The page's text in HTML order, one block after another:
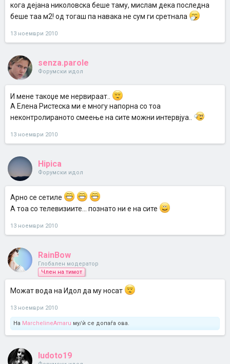
кога дејана николовска беше таму, мислам дека последна
беше таа м2! од тогаш па навака не сум ги сретнала
13 ноември 2010
senza.parole
Форумски идол
И мене такоџе ме нервираат..
А Елена Ристеска ми е многу напорна со тоа
неконтролираното смеење на сите можни интервјуа..
13 ноември 2010
Hipica
Форумски идол
Арно се сетиле
А тоа со телевизиите... познато ни е на сите
13 ноември 2010
RainBow
Глобален модератор
Член на тимот
Можат вода на Идол да му носат
13 ноември 2010
На MarchelineAmaru му/ѝ се допаѓа ова.
ludoto19